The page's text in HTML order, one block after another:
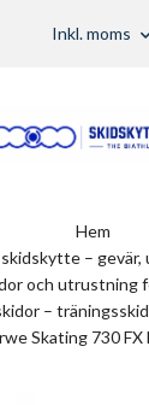
Inkl. moms
Hem
–
och utrustning
–
Skating 730 FX